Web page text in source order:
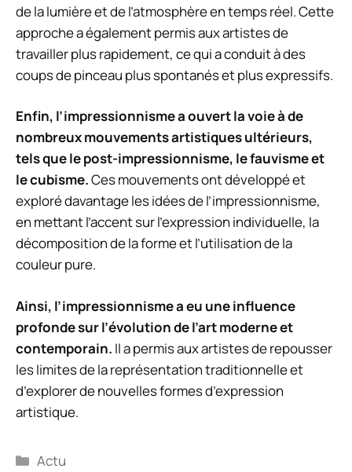
de la lumière et de l’atmosphère en temps réel. Cette
approche a également permis aux artistes de
travailler plus rapidement, ce qui a conduit à des
coups de pinceau plus spontanés et plus expressifs.
Enfin, l’impressionnisme a ouvert la voie à de
nombreux mouvements artistiques ultérieurs,
tels que le post-impressionnisme, le fauvisme et
le cubisme.Ces mouvements ont développé et
exploré davantage les idées de l’impressionnisme,
en mettant l’accent sur l’expression individuelle, la
décomposition de la forme et l’utilisation de la
couleur pure.
Ainsi, l’impressionnisme a eu une influence
profonde sur l’évolution de l’art moderne et
contemporain. Il a permis aux artistes de repousser
les limites de la représentation traditionnelle et
d’explorer de nouvelles formes d’expression
artistique.
Catégories
Actu